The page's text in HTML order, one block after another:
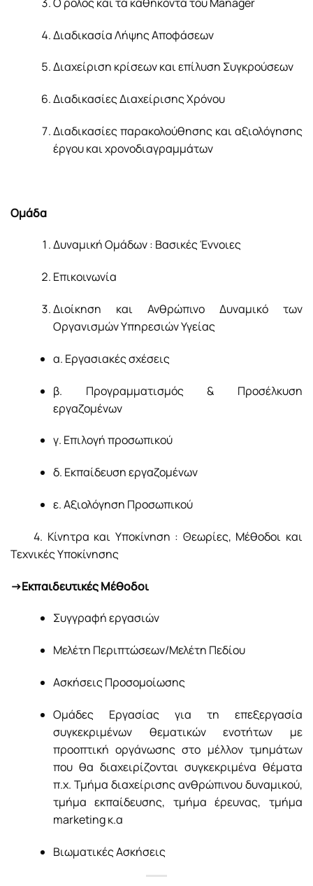
Διαδικασία Λήψης Αποφάσεων
Διαχείριση κρίσεων και επίλυση Συγκρούσεων
Διαδικασίες Διαχείρισης Χρόνου
Διαδικασίες παρακολούθησης και αξιολόγησης
έργου και χρονοδιαγραμμάτων
Ομάδα
Δυναμική Ομάδων : Βασικές Έννοιες
Επικοινωνία
Διοίκηση και Ανθρώπινο Δυναμικό των
Οργανισμών Υπηρεσιών Υγείας
α. Εργασιακές σχέσεις
β. Προγραμματισμός & Προσέλκυση
εργαζομένων
γ. Επιλογή προσωπικού
δ. Εκπαίδευση εργαζομένων
ε. Αξιολόγηση Προσωπικού
4. Κίνητρα και Υποκίνηση : Θεωρίες, Μέθοδοι και
Τεχνικές Υποκίνησης
->Εκπαιδευτικές Μέθοδοι
Συγγραφή εργασιών
Μελέτη Περιπτώσεων/Μελέτη Πεδίου
Ασκήσεις Προσομοίωσης
Ομάδες Εργασίας για τη επεξεργασία
συγκεκριμένων θεματικών ενοτήτων με
προοπτική οργάνωσης στο μέλλον τμημάτων
που θα διαχειρίζονται συγκεκριμένα θέματα
π.χ. Τμήμα διαχείρισης ανθρώπινου δυναμικού,
τμήμα εκπαίδευσης, τμήμα έρευνας, τμήμα
marketing κ.α
Βιωματικές Ασκήσεις